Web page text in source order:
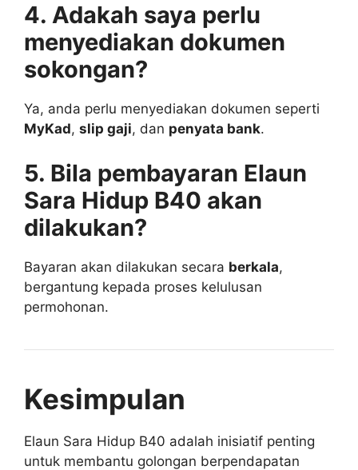
4. Adakah saya perlu
menyediakan dokumen
sokongan?
Ya, anda perlu menyediakan dokumen seperti
MyKad, slip gaji, dan penyata bank.
5. Bila pembayaran Elaun
Sara Hidup B40 akan
dilakukan?
Bayaran akan dilakukan secara berkala,
bergantung kepada proses kelulusan
permohonan.
Kesimpulan
Elaun Sara Hidup B40 adalah inisiatif penting
untuk membantu golongan berpendapatan